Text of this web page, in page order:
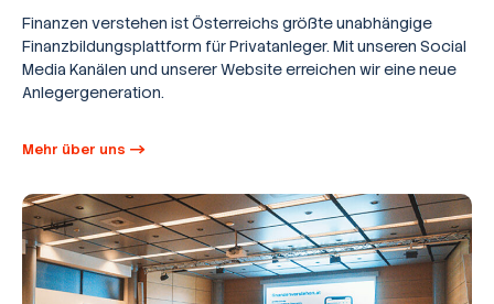
Finanzen verstehen ist Österreichs größte unabhängige
Finanzbildungsplattform für Privatanleger. Mit unseren Social
Media Kanälen und unserer Website erreichen wir eine neue
Anlegergeneration.
Mehr über uns